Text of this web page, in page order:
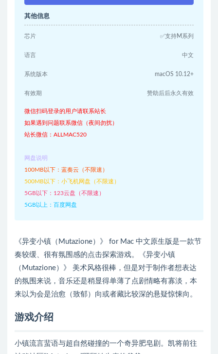
其他信息
芯片 ✅支持M系列
语言 中文
系统版本 macOS 10.12+
有效期 赞助后后永久有效
微信扫码登录的用户请联系站长
如果遇到问题联系微信（夜间勿扰）
站长微信：ALLMAC520
网盘说明
100MB以下：蓝奏云（不限速）
500MB以下：小飞机网盘（不限速）
5GB以下：123云盘（不限速）
5GB以上：百度网盘
《异变小镇（Mutazione）》 for Mac 中文原生版是一款节
奏较缓、很有氛围感的点击探索游戏。《异变小镇
（Mutazione）》 美术风格很棒，但是对于制作者想表达
的氛围来说，音乐还是稍显得单薄了点剧情略有寡淡，本
来以为会是治愈（致郁）向或者藏比较深的悬疑惊悚向。
游戏介绍
小镇流言蜚语与超自然碰撞的一个奇异肥皂剧。凯将前往